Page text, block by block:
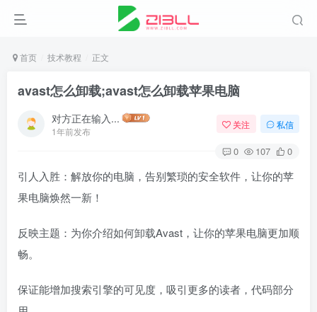
首页 技术教程 正文
avast怎么卸载;avast怎么卸载苹果电脑
对方正在输入...
1年前发布
关注 私信
0 107 0
引人入胜：解放你的电脑，告别繁琐的安全软件，让你的苹
果电脑焕然一新！
反映主题：为你介绍如何卸载Avast，让你的苹果电脑更加顺
畅。
保证能增加搜索引擎的可见度，吸引更多的读者，代码部分